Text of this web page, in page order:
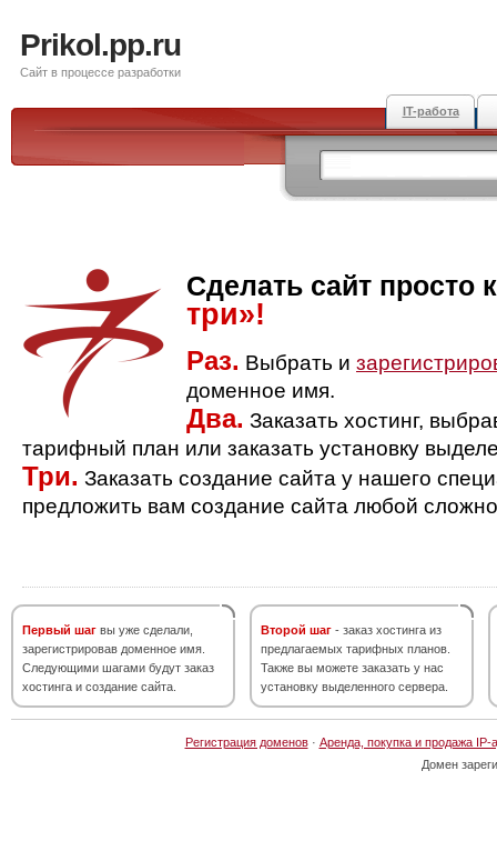
Prikol.pp.ru
Сайт в процессе разработки
IT-работа
Сделать сайт просто
три»!
Раз. Выбрать и
доменное имя.
Два. Заказать хостинг,
тарифный план или заказать установку
Три. Заказать создание сайта у нашего
предложить вам создание сайта любой
Первый шаг вы уже сделали,
зарегистрировав доменное имя.
Следующими шагами будут заказ
хостинга и создание сайта.
Второй шаг - заказ хостинга из
предлагаемых тарифных планов.
Также вы можете заказать у нас
установку выделенного сервера.
Регистрация доменов· Аренда, покупка и продажа IP-
Домен